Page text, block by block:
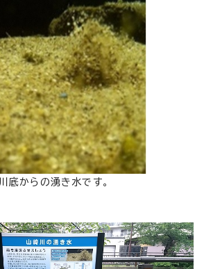
底からの湧き水です。